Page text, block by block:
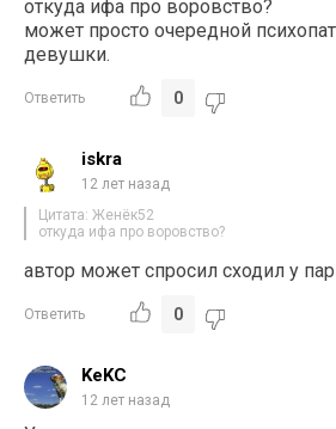
откуда ифа про воровство?
может просто очередной
девушки.
Ответить 0
iskra
12 лет назад
Цитата: Женёк52
откуда ифа про воровство?
автор может спросил сходил у
Ответить 0
KeKC
12 лет назад